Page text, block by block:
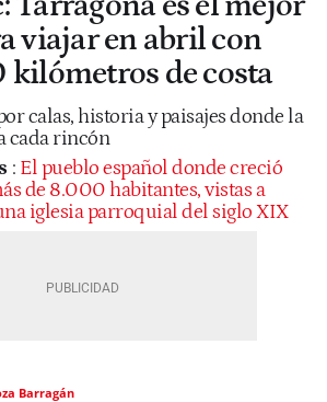
viajar en abril con
kilómetros de costa
calas, historia y paisajes donde la
cada rincón
: El pueblo español donde creció
de 8.000 habitantes, vistas a
iglesia parroquial del siglo XIX
Barragán